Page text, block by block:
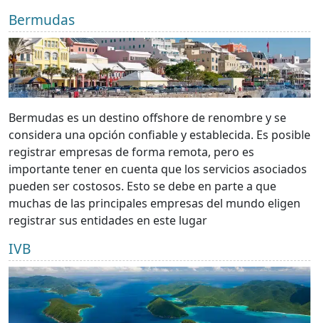
Bermudas
Bermudas es un destino offshore de renombre y se
considera una opción confiable y establecida. Es posible
registrar empresas de forma remota, pero es
importante tener en cuenta que los servicios asociados
pueden ser costosos. Esto se debe en parte a que
muchas de las principales empresas del mundo eligen
registrar sus entidades en este lugar
IVB